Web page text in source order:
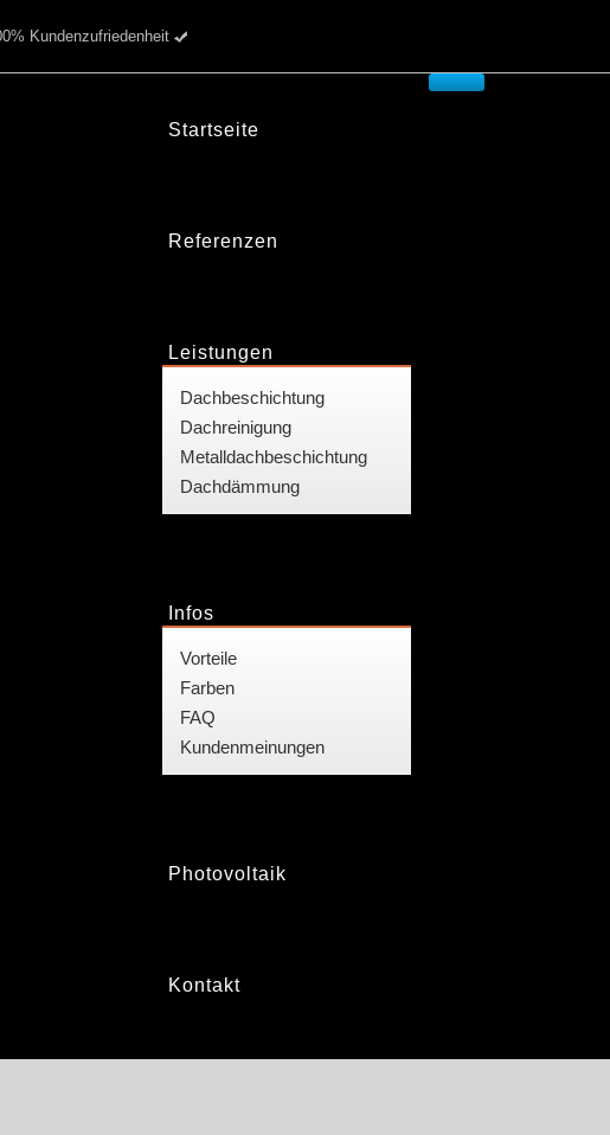
Startseite
Referenzen
Leistungen
Dachbeschichtung
Dachreinigung
Metalldachbeschichtung
Dachdämmung
Infos
Vorteile
Farben
FAQ
Kundenmeinungen
Photovoltaik
Kontakt